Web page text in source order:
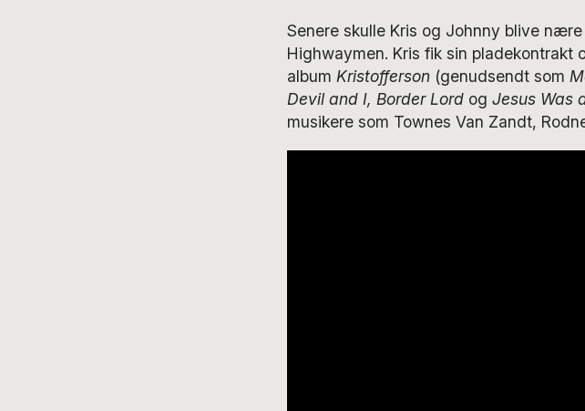
Senere skulle Kris og Johnny blive
Highwaymen. Kris fik sin pladekontrakt
album Kristofferson(genudsendt som
Devil and I, Border Lordog Jesus Was
musikere som Townes Van Zandt,